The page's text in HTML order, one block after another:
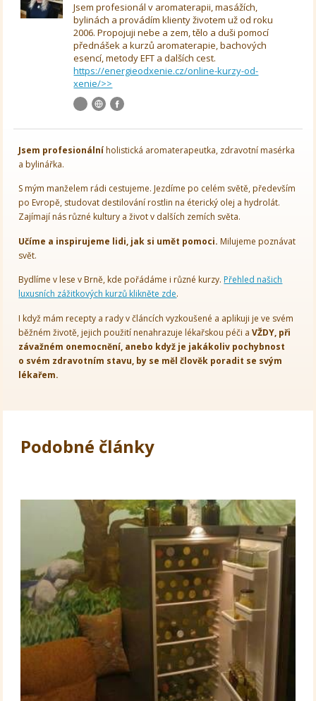
Jsem profesionál v aromaterapii, masážích,
bylinách a provádím klienty životem už od roku
2006. Propojuji nebe a zem, tělo a duši pomocí
přednášek a kurzů aromaterapie, bachových
esencí, metody EFT a dalších cest.
https://energieodxenie.cz/online-kurzy-od-
xenie/>>
Jsem profesionálníholistická aromaterapeutka, zdravotní masérka
a bylinářka.
S mým manželem rádi cestujeme. Jezdíme po celém světě, především
po Evropě, studovat destilování rostlin na éterický olej a hydrolát.
Zajímají nás různé kultury a život v dalších zemích světa.
Učíme a inspirujeme lidi, jak si umět pomoci. Milujeme poznávat
svět.
Bydlíme v lese v Brně, kde pořádáme i různé kurzy. Přehled našich
luxusních zážitkových kurzů klikněte zde.
I když mám recepty a rady v článcích vyzkoušené a aplikuji je ve svém
běžném životě, jejich použití nenahrazuje lékařskou péči aVŽDY, při
závažném onemocnění, anebo když je jakákoliv pochybnost
o svém zdravotním stavu, by se měl člověk poradit se svým
lékařem.
Podobné články